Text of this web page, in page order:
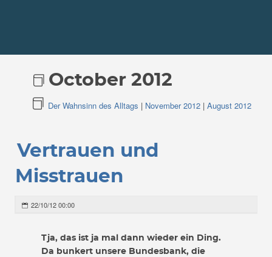
October 2012
Der Wahnsinn des Alltags | November 2012| August 2012
Vertrauen und
Misstrauen
22/10/12 00:00
Tja, das ist ja mal dann wieder ein Ding.
Da bunkert unsere Bundesbank, die